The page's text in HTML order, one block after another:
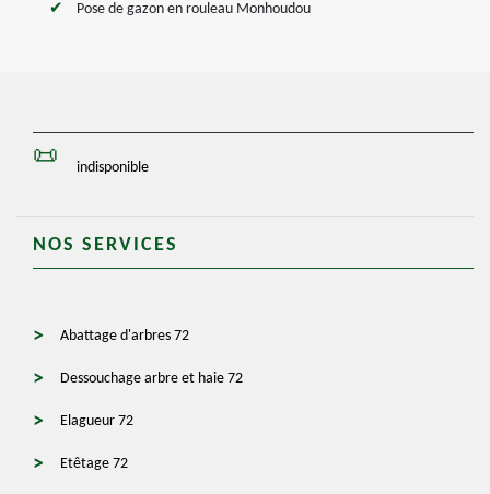
Pose de gazon en rouleau Monhoudou
indisponible
NOS SERVICES
Abattage d'arbres 72
Dessouchage arbre et haie 72
Elagueur 72
Etêtage 72